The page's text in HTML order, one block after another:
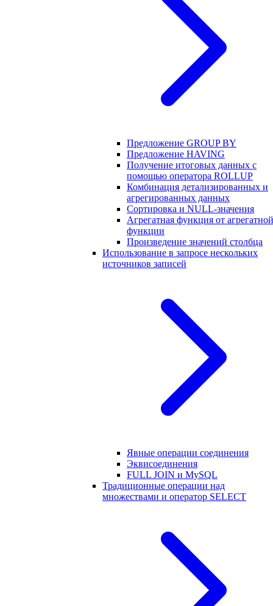
Предложение GROUP BY
Предложение HAVING
Получение итоговых данных с
помощью оператора ROLLUP
Комбинация детализированных и
агрегированных данных
Сортировка и NULL-значения
Агрегатная функция от агрегатной
функции
Произведение значений столбца
Использование в запросе нескольких
источников записей
Явные операции соединения
Эквисоединения
FULL JOIN и MySQL
Традиционные операции над
множествами и оператор SELECT